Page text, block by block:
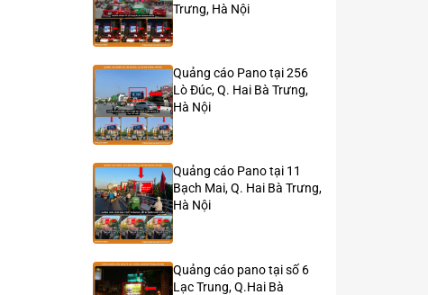
Trưng, Hà Nội
Quảng cáo Pano tại 256
Lò Đúc, Q. Hai Bà Trưng,
Hà Nội
Quảng cáo Pano tại 11
Bạch Mai, Q. Hai Bà Trưng,
Hà Nội
Quảng cáo pano tại số 6
Lạc Trung, Q.Hai Bà